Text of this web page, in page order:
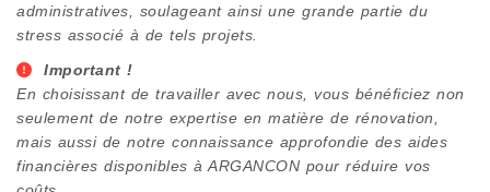
administratives, soulageant ainsi une grande partie du
stress associé à de tels projets.
Important !
En choisissant de travailler avec nous, vous bénéficiez non
seulement de notre expertise en matière de rénovation,
mais aussi de notre connaissance approfondie des aides
financières disponibles à ARGANCON pour réduire vos